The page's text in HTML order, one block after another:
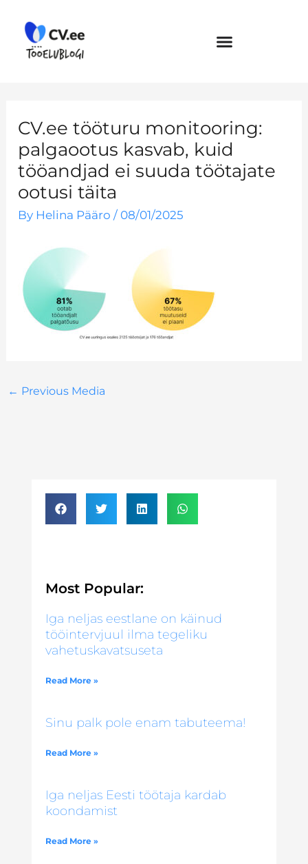
content
CV.ee tööturu monitooring:
palgaootus kasvab, kuid
tööandjad ei suuda töötajate
ootusi täita
By Helina Pääro/ 08/01/2025
← Previous Media
Most Popular:
Iga neljas eestlane on käinud
tööintervjuul ilma tegeliku
vahetuskavatsuseta
Read More »
Sinu palk pole enam tabuteema!
Read More »
Iga neljas Eesti töötaja kardab
koondamist
Read More »